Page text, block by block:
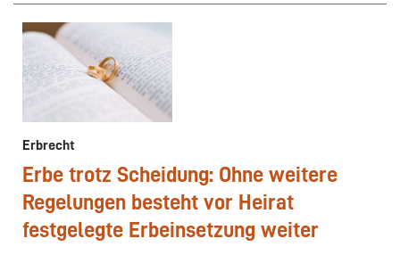
Erbrecht
Erbe trotz Scheidung: Ohne weitere
Regelungen besteht vor Heirat
festgelegte Erbeinsetzung weiter